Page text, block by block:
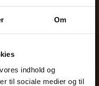
Om
indhold og
til sociale medier og til